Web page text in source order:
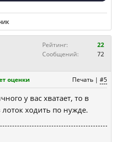
Рейтинг:
22
Сообщений:
72
Печать | #5
оценки
у вас хватает, то в
ходить по нужде.